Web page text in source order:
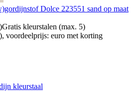
Dolce 223551 sand op maat
Gratis kleurstalen (max. 5)
voordeelprijs: euro met korting
kleurstaal